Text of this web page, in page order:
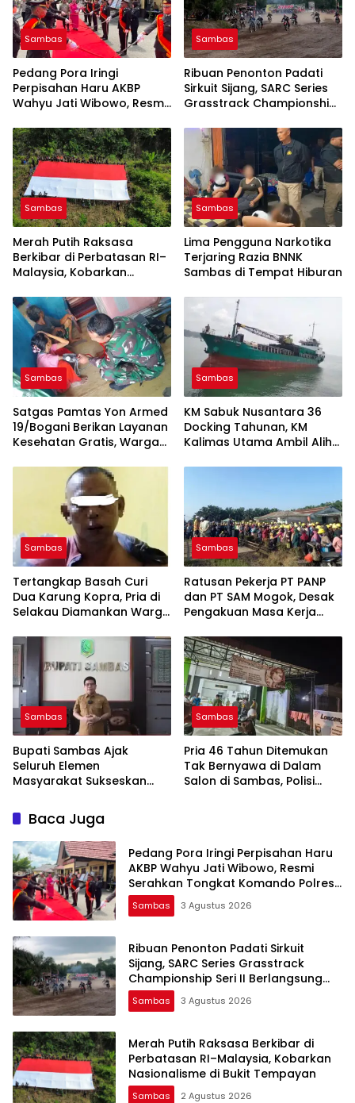
Sambas
Pedang Pora Iringi
Perpisahan Haru AKBP
Wahyu Jati Wibowo, Resmi
Komando Polres Sambas
Sambas
Ribuan Penonton Padati
Sirkuit Sijang, SARC Series
Grasstrack Championship
Seri III Digelar Desember
Sambas
Merah Putih Raksasa
Berkibar di Perbatasan RI–
Malaysia, Kobarkan
Tempayan
Sambas
Lima Pengguna Narkotika
Terjaring Razia BNNK
Sambas di Tempat Hiburan
Sambas
Satgas Pamtas Yon Armed
19/Bogani Berikan Layanan
Kesehatan Gratis, Warga
Antusias Periksa Tensi
Sambas
KM Sabuk Nusantara 36
Docking Tahunan, KM
Kalimas Utama Ambil Alih
Sambas
Tertangkap Basah Curi
Dua Karung Kopra, Pria di
Selakau Diamankan Warga
Sambas
Ratusan Pekerja PT PANP
dan PT SAM Mogok, Desak
Pengakuan Masa Kerja
Karyawan Tetap
Sambas
Bupati Sambas Ajak
Seluruh Elemen
Masyarakat Sukseskan
Sambas
Pria 46 Tahun Ditemukan
Tak Bernyawa di Dalam
Salon di Sambas, Polisi
Baca Juga
Pedang Pora Iringi Perpisahan Haru
AKBP Wahyu Jati Wibowo, Resmi
Serahkan Tongkat Komando Polres
Sambas
Sambas 3 Agustus 2026
Ribuan Penonton Padati Sirkuit
Sijang, SARC Series Grasstrack
Championship Seri II Berlangsung
Meriah, Seri III Digelar Desember
Sambas 3 Agustus 2026
Merah Putih Raksasa Berkibar di
Perbatasan RI–Malaysia, Kobarkan
Nasionalisme di Bukit Tempayan
Sambas 2 Agustus 2026